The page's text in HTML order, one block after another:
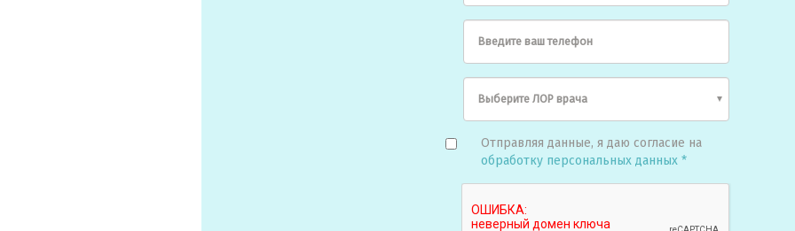
Введите ваш телефон
Отправляя данные, я даю согласие на
обработку персональных данных *